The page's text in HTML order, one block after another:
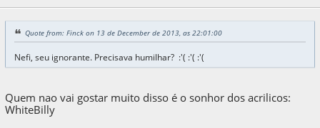
Quote from: Finck on 13 de December de 2013, as 22:01:00
Nefi, seu ignorante. Precisava humilhar? :'( :'( :'(
Quem nao vai gostar muito disso é o sonhor dos acrilicos:
WhiteBilly